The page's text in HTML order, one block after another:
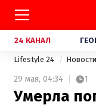
24 КАНАЛ
Lifestyle 24
29 мая, 04:34 1
Умерла